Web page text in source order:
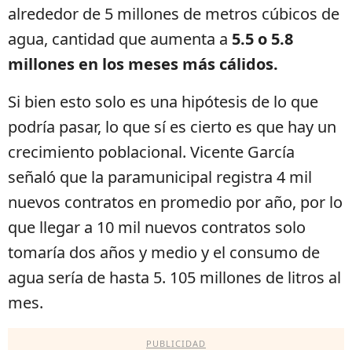
alrededor de 5 millones de metros cúbicos de
agua, cantidad que aumenta a 5.5 o 5.8
millones en los meses más cálidos.
Si bien esto solo es una hipótesis de lo que
podría pasar, lo que sí es cierto es que hay un
crecimiento poblacional. Vicente García
señaló que la paramunicipal registra 4 mil
nuevos contratos en promedio por año, por lo
que llegar a 10 mil nuevos contratos solo
tomaría dos años y medio y el consumo de
agua sería de hasta 5. 105 millones de litros al
mes.
PUBLICIDAD